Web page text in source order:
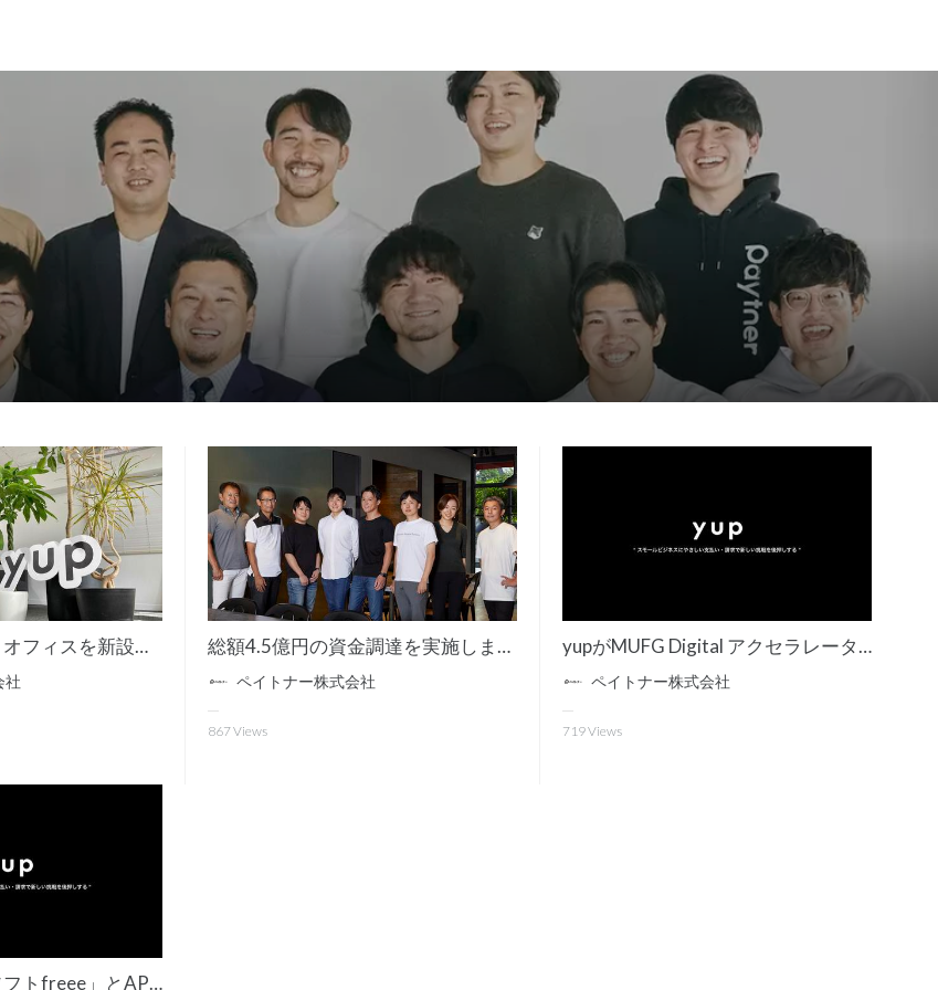
事業拡大に伴い、オフィスを新設～新オフィスを追加し、更なる事業拡大へ～
社
総額4.5億円の資金調達を実施しました！
ペイトナー株式会社
867Views
yupがMUFG Digital アクセラレータにてパートナー賞を受賞
ペイトナー株式会社
719Views
「クラウド会計ソフトfreee」とAPI連携を開始